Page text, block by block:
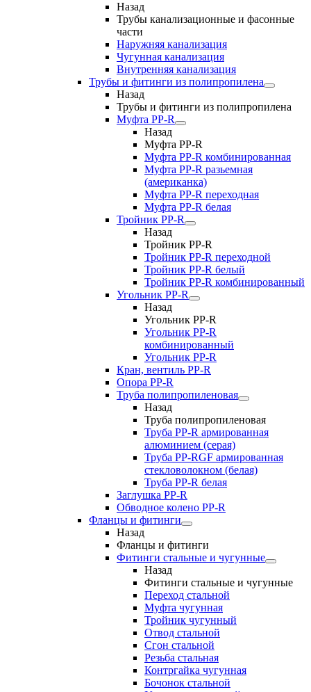
Назад
Трубы канализационные и фасонные
части
Наружняя канализация
Чугунная канализация
Внутренняя канализация
Трубы и фитинги из полипропилена
Назад
Трубы и фитинги из полипропилена
Муфта PP-R
Назад
Муфта PP-R
Муфта РР-R комбинированная
Муфта РР-R разьемная
(американка)
Муфта РР-R переходная
Муфта РР-R белая
Тройник PP-R
Назад
Тройник PP-R
Тройник РР-R переходной
Тройник РР-R белый
Тройник РР-R комбинированный
Угольник PP-R
Назад
Угольник PP-R
Угольник РР-R
комбинированный
Угольник РР-R
Кран, вентиль PP-R
Опора PP-R
Труба полипропиленовая
Назад
Труба полипропиленовая
Труба PP-R армированная
алюминием (серая)
Труба PP-RGF армированная
стекловолокном (белая)
Труба РР-R белая
Заглушка PP-R
Обводное колено PP-R
Фланцы и фитинги
Назад
Фланцы и фитинги
Фитинги стальные и чугунные
Назад
Фитинги стальные и чугунные
Переход стальной
Муфта чугунная
Тройник чугунный
Отвод стальной
Сгон стальной
Резьба стальная
Контргайка чугунная
Бочонок стальной